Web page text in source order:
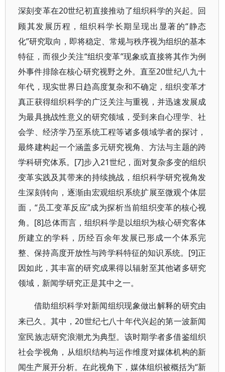
深刻变革在20世纪初直接推动了组织科学的兴起。回
顾其发展历程，组织科学长期呈现出显著的“静态
化”研究取向，即将稳定、常规与秩序视为组织的基本
特征，而很少关注“组织变革”现象或直接将其作为例
外事件排除在核心研究视野之外。直至20世纪八九十
年代，现实世界日趋高度复杂和不确定，组织变革才
真正获得组织科学的广泛关注与重视，并迅速发展成
为最具挑战性意义的研究领域，受到来自心理学、社
会学、经济学乃至系统工程等诸多领域学者的探讨，
最终建构起一个涵盖多元研究视角、方法与主题的跨
学科研究体系。[7]步入21世纪，面对复杂多变的组织
变革实践及其带来的持续挑战，组织科学研究视角发
生深刻转向，逐渐由宏观组织系统扩展至微观个体层
面，“员工变革反应”成为探析当前组织变革的核心视
角。[8]总体而言，组织科学是以组织为核心研究客体
所建立的学科，历经百余年发展已形成一个体系完
整、保持高度开放性与跨学科特征的知识系统。[9]正
因如此，其丰富的研究成果得以辐射至其他诸多研究
领域，新闻学研究正是其中之一。
借助组织科学对新闻组织现象做出解释的研究由
来已久。其中， 20世纪七八十年代兴起的第一波新闻
室民族志研究浪潮尤为典型。该时期学者多借鉴组织
社会学视角，从组织结构与运作维度对媒体机构的新
闻生产展开分析。在此视角下，媒体组织被概括为“新